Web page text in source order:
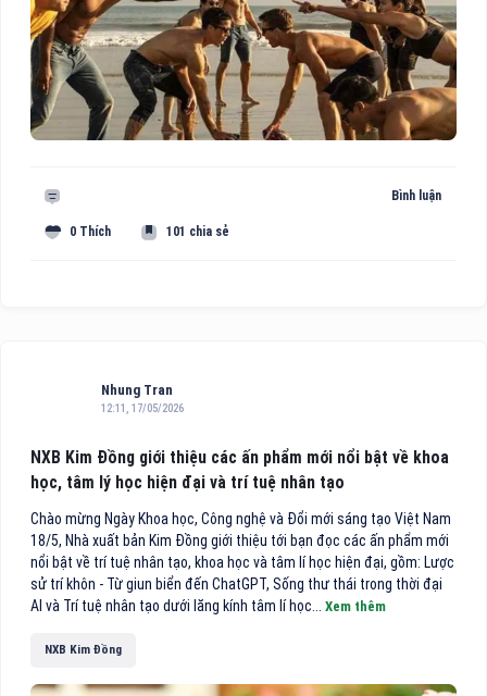
Bình luận
0 Thích 101 chia sẻ
Nhung Tran
12:11, 17/05/2026
NXB Kim Đồng giới thiệu các ấn phẩm mới nổi bật về khoa
học, tâm lý học hiện đại và trí tuệ nhân tạo
Chào mừng Ngày Khoa học, Công nghệ và Đổi mới sáng tạo Việt Nam
18/5, Nhà xuất bản Kim Đồng giới thiệu tới bạn đọc các ấn phẩm mới
nổi bật về trí tuệ nhân tạo, khoa học và tâm lí học hiện đại, gồm: Lược
sử trí khôn - Từ giun biển đến ChatGPT, Sống thư thái trong thời đại
AI và Trí tuệ nhân tạo dưới lăng kính tâm lí học... Xem thêm
NXB Kim Đồng